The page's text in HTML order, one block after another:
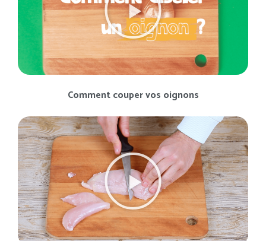
Comment couper vos oignons